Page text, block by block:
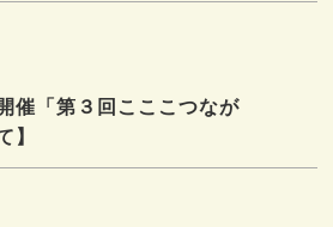
催「第３回こここつなが
】